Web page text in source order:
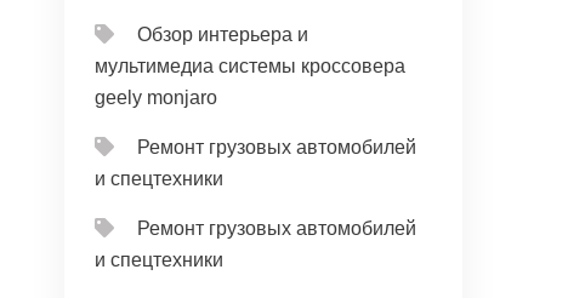
Обзор интерьера и
мультимедиа системы кроссовера
geely monjaro
Ремонт грузовых автомобилей
и спецтехники
Ремонт грузовых автомобилей
и спецтехники